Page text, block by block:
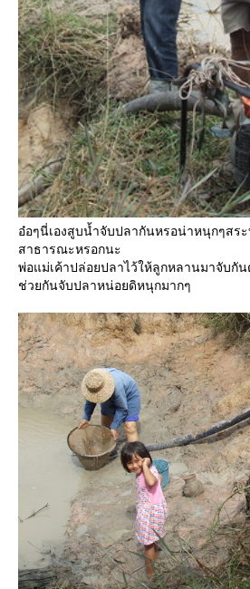
อ๋อๆนี่เองสูบน้ำจับปลากันหรอน่าหนุกๆสระ
สาธารณะหรอกนะ
พ่อแม่เค้าปล่อยปลาไว้ให้ลูกหลานมาจับกั
ช่วยกันจับปลาหน่อยดิหนุกมากๆ